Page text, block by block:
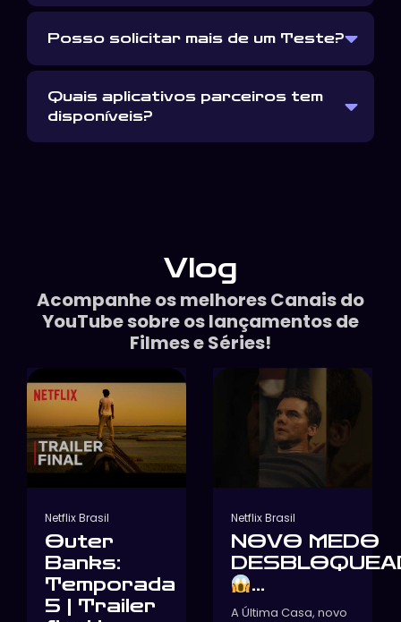
Posso solicitar mais de um Teste?
Quais aplicativos parceiros tem
disponíveis?
Vlog
Acompanhe os melhores Canais do
YouTube sobre os lançamentos de
Filmes e Séries!
Netflix Brasil
Outer
Banks:
Temporada
5 | Trailer
Netflix Brasil
NOVO MEDO
...
A Última Casa, novo